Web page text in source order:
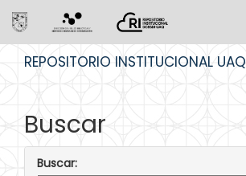
REPOSITORIO INSTITUCIONAL UAQ
Buscar
Buscar: